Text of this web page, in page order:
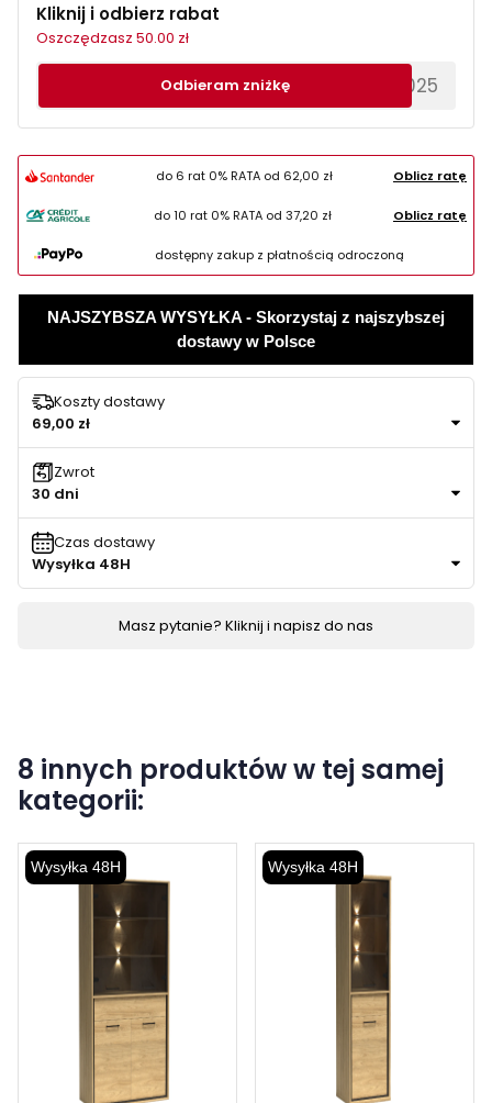
Kliknij i odbierz rabat
Oszczędzasz 50.00 zł
********EWS2025
Odbieram zniżkę
do 6 rat 0% RATA od 62,00 zł Oblicz ratę
do 10 rat 0% RATA od 37,20 zł Oblicz ratę
dostępny zakup z płatnością odroczoną
NAJSZYBSZA WYSYŁKA - Skorzystaj z najszybszej
dostawy w Polsce
Koszty dostawy
69,00 zł
Zwrot
30 dni
Czas dostawy
Wysyłka 48H
Masz pytanie? Kliknij i napisz do nas
8 innych produktów w tej samej
kategorii:
Wysyłka 48H Wysyłka 48H